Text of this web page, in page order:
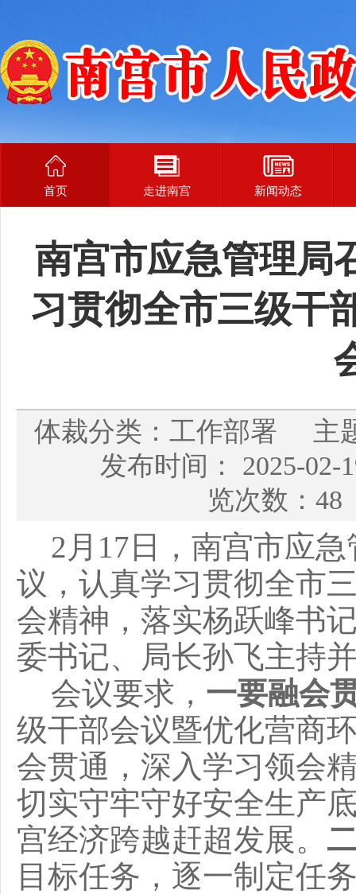
首页 走进南宫 新闻动态
南宫市应急管理局
习贯彻全市三级干
体裁分类：工作部署 主
发布时间： 2025-02-
览次数：
2月17日，南宫市应
议，认真学习贯彻全市
会精神，落实杨跃峰书
委书记、局长孙飞主持
会议要求， 一要融会
级干部会议暨优化营商
会贯通，深入学习领会
切实守牢守好安全生产
宫经济跨越赶超发展。
目标任务，逐一制定任